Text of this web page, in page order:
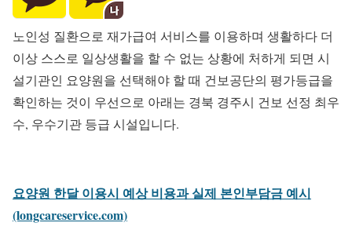
노인성 질환으로 재가급여 서비스를 이용하며 생활하다 더
이상 스스로 일상생활을 할 수 없는 상황에 처하게 되면 시
설기관인 요양원을 선택해야 할 때 건보공단의 평가등급을
확인하는 것이 우선으로 아래는 경북 경주시 건보 선정 최우
수, 우수기관 등급 시설입니다.
요양원 한달 이용시 예상 비용과 실제 본인부담금 예시
(longcareservice.com)